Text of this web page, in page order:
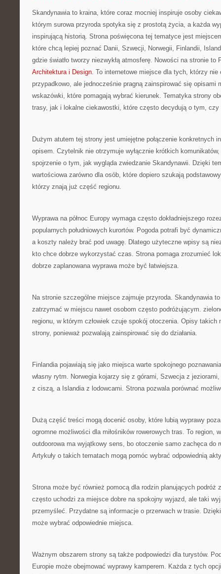
Skandynawia to kraina, które coraz mocniej inspiruje osoby
którym surowa przyroda spotyka się z prostotą życia, a każda
inspirującą historią. Strona poświęcona tej tematyce jest
które chcą lepiej poznać Danii, Szwecji, Norwegii, Finlandii,
gdzie światło tworzy niezwykłą atmosferę. Nowości na stronie to
Architektura i Design. To internetowe miejsce dla tych, którzy nie
przypadkowo, ale jednocześnie pragną zainspirować się opisami
wskazówki, które pomagają wybrać kierunek. Tematyka strony
trasy, jak i lokalne ciekawostki, które często decydują o tym, czy
Dużym atutem tej strony jest umiejętne połączenie konkretnych
opisem. Czytelnik nie otrzymuje wyłącznie krótkich
spojrzenie o tym, jak wygląda zwiedzanie Skandynawii. Dzięki
wartościowa zarówno dla osób, które dopiero szukają
którzy znają już część regionu.
Wyprawa na północ Europy wymaga często dokładniejszego
popularnych południowych kurortów. Pogoda potrafi być
a koszty należy brać pod uwagę. Dlatego użyteczne wpisy są
kto chce dobrze wykorzystać czas. Strona pomaga zrozumieć
dobrze zaplanowana wyprawa może być łatwiejsza.
Na stronie szczególne miejsce zajmuje przyroda. Skandynawia
zatrzymać w miejscu nawet osobom często podróżującym.
regionu, w którym człowiek czuje spokój otoczenia. Opisy takich
strony, ponieważ pozwalają zainspirować się do działania.
Finlandia pojawiają się jako miejsca warte spokojnego
własny rytm. Norwegia kojarzy się z górami, Szwecja z
z ciszą, a Islandia z lodowcami. Strona pozwala porównać
Dużą część treści mogą docenić osoby, które lubią wyprawy
ogromne możliwości dla miłośników rowerowych tras. To region,
outdoorowa ma wyjątkowy sens, bo otoczenie samo zachęca do
Artykuły o takich tematach mogą pomóc wybrać odpowiednią
Strona może być również pomocą dla rodzin planujących podróż
często uchodzi za miejsce dobre na spokojny wyjazd, ale taki
przemyśleć. Przydatne są informacje o przerwach w trasie.
może wybrać odpowiednie miejsca.
Ważnym obszarem strony są także podpowiedzi dla turystów.
Europie może obejmować wyprawy kamperem. Każda z tych